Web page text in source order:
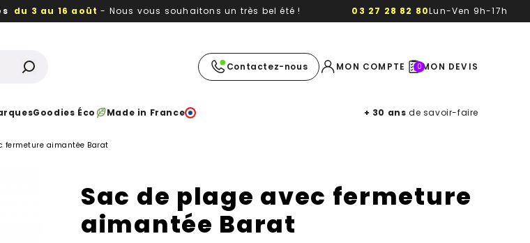
du 3 au 16 août - Nous vous souhaitons un très bel été !
03 27 28 82 80Lun-Ven 9h-17h
Contactez-nous MON COMPTE 0MON DEVIS
Goodies Éco Made in France + 30 ans de savoir-faire
fermeture aimantée Barat
Sac de plage avec fermeture
aimantée Barat